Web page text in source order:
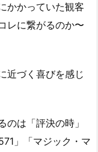
かかっていた観客
レに繋がるのか〜
近づく喜びを感じ
は「評決の時」
」「マジック・マ